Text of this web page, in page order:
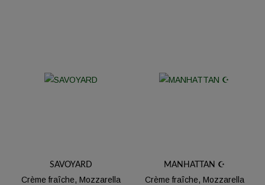
SAVOYARD
Crème fraîche, Mozzarella
MANHATTAN ☪️
Crème fraîche, Mozzarella